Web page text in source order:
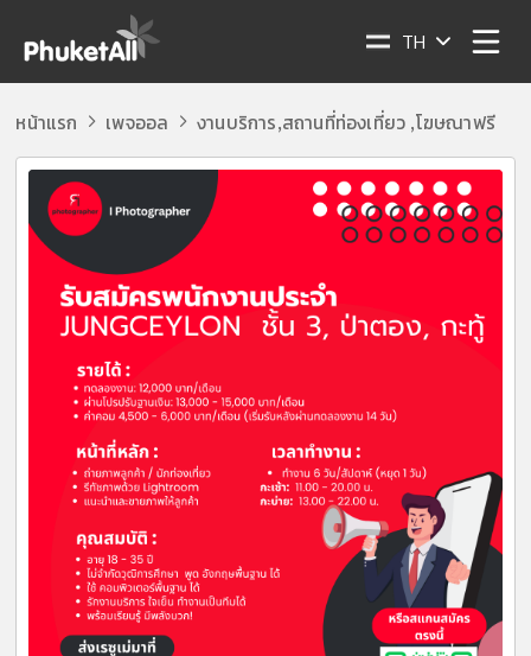
TH
หน้าแรก เพจออล งานบริการ,สถานที่ท่องเที่ยว ,โฆษณาฟรี